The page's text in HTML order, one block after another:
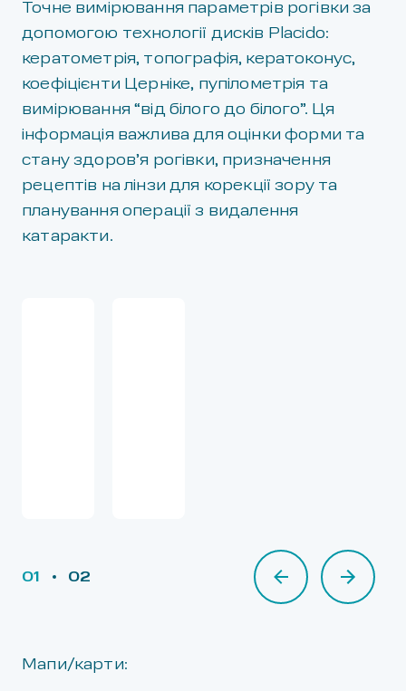
Точне вимірювання параметрів рогівки за
допомогою технології дисків Placido:
кератометрія, топографія, кератоконус,
коефіцієнти Церніке, пупілометрія та
вимірювання “від білого до білого”. Ця
інформація важлива для оцінки форми та
стану здоров’я рогівки, призначення
рецептів на лінзи для корекції зору та
планування операції з видалення
катаракти.
01 02
Мапи/карти: